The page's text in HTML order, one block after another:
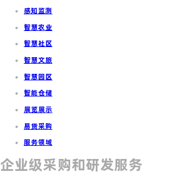
感知监测
智慧农业
智慧社区
智慧文旅
智慧园区
智能仓储
展览展示
易货采购
服务领域
企业级采购和研发服务